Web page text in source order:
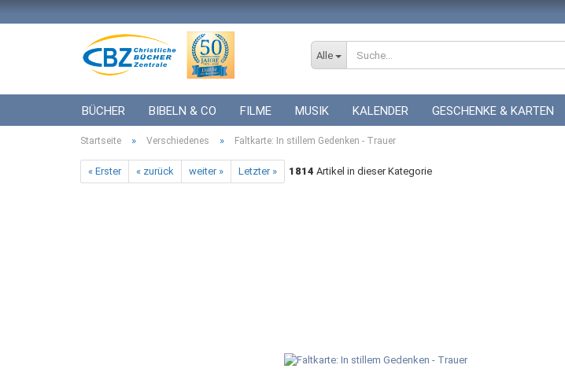
Alle
BÜCHER BIBELN & CO FILME MUSIK KALENDER GESCHENKE & KARTEN
ICF BÜCHER VERSCHIEDENES GESCHENKE ZUR HOCHZEIT
Startseite » Verschiedenes » Faltkarte: In stillem Gedenken - Trauer
« Erster « zurück weiter » Letzter » 1814 Artikel in dieser Kategorie